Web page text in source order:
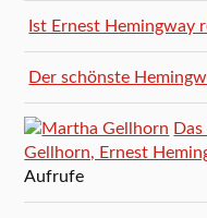
Ist Ernest Hemingway
Der schönste
Gellhorn, Ernest
Aufrufe